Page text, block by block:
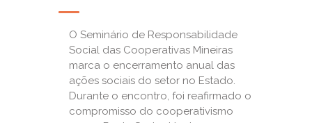
O Seminário de Responsabilidade
Social das Cooperativas Mineiras
marca o encerramento anual das
ações sociais do setor no Estado.
Durante o encontro, foi reafirmado o
compromisso do cooperativismo